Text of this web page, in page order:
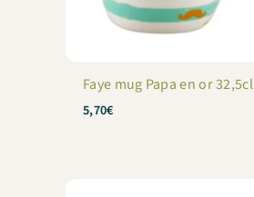
Faye mug Papa en or 32,5cl
5,70€